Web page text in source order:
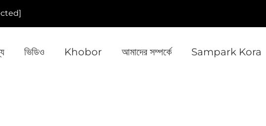
ভিডিও Khobor আমাদের সম্পর্কে Sampark Kora